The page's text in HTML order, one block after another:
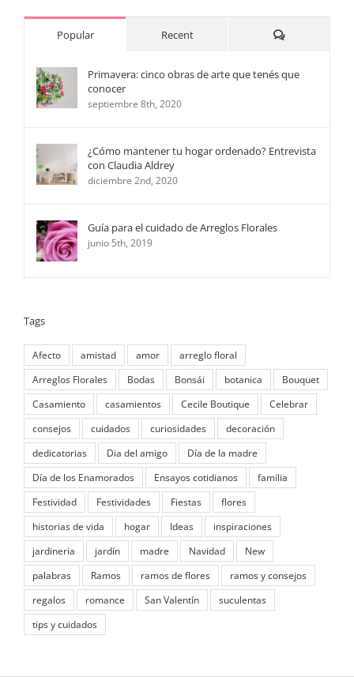
Popular Recent Comments
Primavera: cinco obras de arte que tenés que
conocer
septiembre 8th, 2020
¿Cómo mantener tu hogar ordenado? Entrevista
con Claudia Aldrey
diciembre 2nd, 2020
Guía para el cuidado de Arreglos Florales
junio 5th, 2019
Tags
Afecto amistad amor
arreglo floral
Arreglos Florales
Bodas Bonsái botanica
Bouquet
Casamiento
casamientos Cecile Boutique
Celebrar
consejos
cuidados curiosidades
decoración
dedicatorias
Dia del amigo
Día de la madre
Día de los Enamorados
Ensayos cotidianos
familia
Festividad
Festividades Fiestas
flores
historias de vida
hogar Ideas
inspiraciones
jardineria
jardín madre Navidad
New
palabras
Ramos ramos de flores
ramos y consejos
regalos
romance San Valentín
suculentas
tips y cuidados